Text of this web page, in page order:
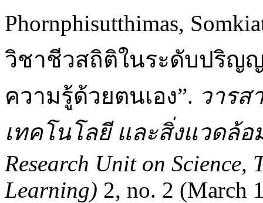
Phornphisutthimas,
วิชาชีวสถิติในระดับปริญ
ความรู้ด้วยตนเอง”. วารส
เทคโนโลยี และสิ่งแวดล้อ
Research Unit on Science,
Learning) 2, no. 2 (March